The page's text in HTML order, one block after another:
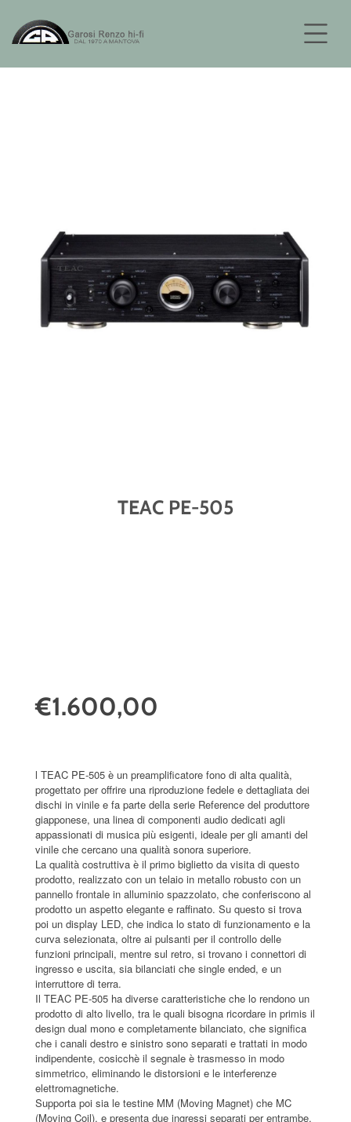
TEAC PE-505
€1.600,00
l TEAC PE-505 è un preamplificatore fono di alta qualità,
progettato per offrire una riproduzione fedele e dettagliata dei
dischi in vinile e fa parte della serie Reference del produttore
giapponese, una linea di componenti audio dedicati agli
appassionati di musica più esigenti, ideale per gli amanti del
vinile che cercano una qualità sonora superiore.
La qualità costruttiva è il primo biglietto da visita di questo
prodotto, realizzato con un telaio in metallo robusto con un
pannello frontale in alluminio spazzolato, che conferiscono al
prodotto un aspetto elegante e raffinato. Su questo si trova
poi un display LED, che indica lo stato di funzionamento e la
curva selezionata, oltre ai pulsanti per il controllo delle
funzioni principali, mentre sul retro, si trovano i connettori di
ingresso e uscita, sia bilanciati che single ended, e un
interruttore di terra.
Il TEAC PE-505 ha diverse caratteristiche che lo rendono un
prodotto di alto livello, tra le quali bisogna ricordare in primis il
design dual mono e completamente bilanciato, che significa
che i canali destro e sinistro sono separati e trattati in modo
indipendente, cosicchè il segnale è trasmesso in modo
simmetrico, eliminando le distorsioni e le interferenze
elettromagnetiche.
Supporta poi sia le testine MM (Moving Magnet) che MC
(Moving Coil), e presenta due ingressi separati per entrambe,